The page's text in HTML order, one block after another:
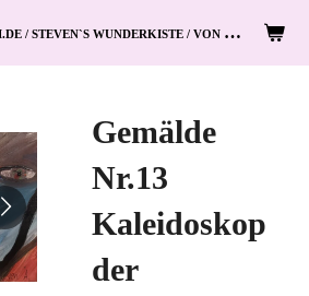
S
TEWUKI.DE / STEVEN`S WUNDERKISTE / VON HAND ZUM HERZ
Gemälde
Nr.13
Kaleidoskop
der